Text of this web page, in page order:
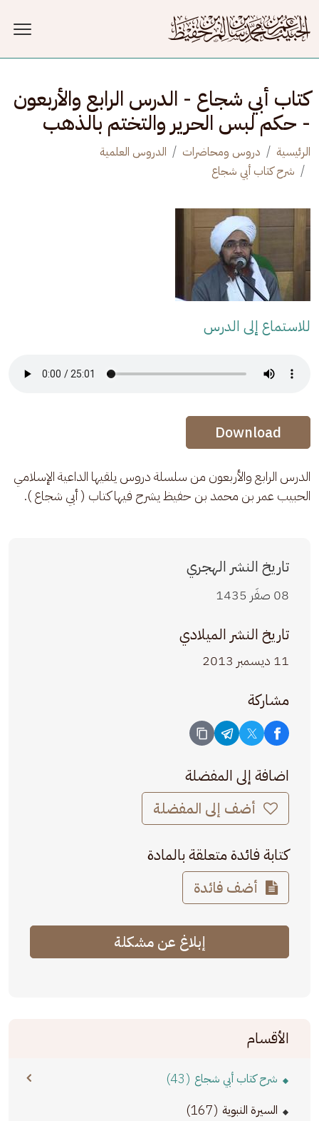
كتاب أبي شجاع - الدرس الرابع والأربعون
- حكم لبس الحرير والتختم بالذهب
الرئيسية دروس ومحاضرات
الدروس العلمية
شرح كتاب أبي شجاع
للاستماع إلى الدرس
Audio Stream
Audio Stream
Download
الدرس الرابع والأربعون من سلسلة دروس يلقيها الداعية الإسلامي
الحبيب عمر بن محمد بن حفيظ يشرح فيها كتاب ( أبي شجاع ).
تاريخ النشر الهجري
08 صفَر 1435
تاريخ النشر الميلادي
11 ديسمبر 2013
مشاركة
اضافة إلى المفضلة
أضف إلى المفضلة
كتابة فائدة متعلقة بالمادة
أضف فائدة
إبلاغ عن مشكلة
الأقسام
شرح كتاب أبي شجاع (43)
السيرة النبوية (167)